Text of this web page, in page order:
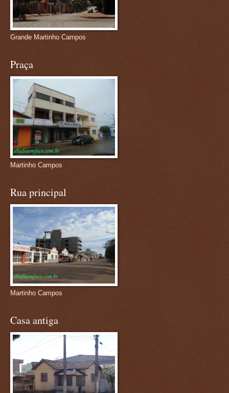
Grande Martinho Campos
Praça
Martinho Campos
Rua principal
Martinho Campos
Casa antiga